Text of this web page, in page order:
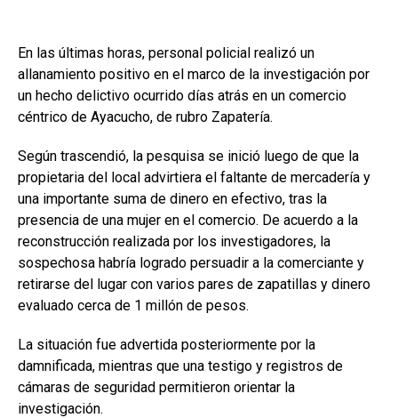
En las últimas horas, personal policial realizó un
allanamiento positivo en el marco de la investigación por
un hecho delictivo ocurrido días atrás en un comercio
céntrico de Ayacucho, de rubro Zapatería.
Según trascendió, la pesquisa se inició luego de que la
propietaria del local advirtiera el faltante de mercadería y
una importante suma de dinero en efectivo, tras la
presencia de una mujer en el comercio. De acuerdo a la
reconstrucción realizada por los investigadores, la
sospechosa habría logrado persuadir a la comerciante y
retirarse del lugar con varios pares de zapatillas y dinero
evaluado cerca de 1 millón de pesos.
La situación fue advertida posteriormente por la
damnificada, mientras que una testigo y registros de
cámaras de seguridad permitieron orientar la
investigación.